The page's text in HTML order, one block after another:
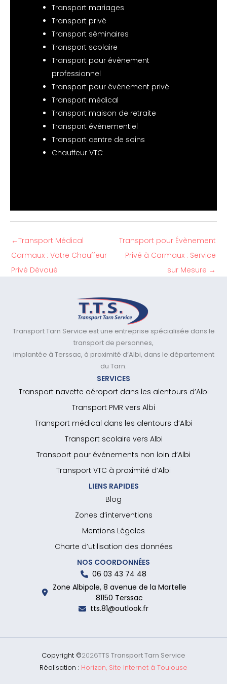
Transport mariages
Transport privé
Transport séminaires
Transport scolaire
Transport pour évènement
professionnel
Transport pour évènement privé
Transport médical
Transport maison de retraite
Transport évènementiel
Transport centre de soins
Chauffeur VTC
←Transport Médical
Carmaux : Votre Chauffeur
Privé Dévoué
Transport pour Évènement
Privé à Carmaux : Service
sur Mesure →
Transport Tarn Service est une entreprise spécialisée dans le
transport de personnes,
implantée à Terssac, à proximité d’Albi, dans le département
du Tarn.
SERVICES
Transport navette aéroport dans les alentours d’Albi
Transport PMR vers Albi
Transport médical dans les alentours d’Albi
Transport scolaire vers Albi
Transport pour événements non loin d’Albi
Transport VTC à proximité d’Albi
LIENS RAPIDES
Blog
Zones d’interventions
Mentions Légales
Charte d’utilisation des données
NOS COORDONNÉES
06 03 43 74 48
Zone Albipole, 8 avenue de la Martelle
81150 Terssac
tts.81@outlook.fr
Copyright ©2026TTS Transport Tarn Service
Réalisation : Horizon, Site internet à Toulouse